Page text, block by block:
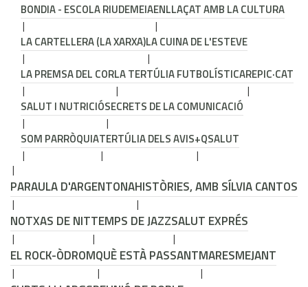
BONDIA - ESCOLA RIUDEMEIAENLLAÇAT AMB LA CULTURA
LA CARTELLERA (LA XARXA)LA CUINA DE L'ESTEVE
LA PREMSA DEL CORLA TERTÚLIA FUTBOLÍSTICAREPIC·CAT
SALUT I NUTRICIÓSECRETS DE LA COMUNICACIÓ
SOM PARRÒQUIATERTÚLIA DELS AVIS+QSALUT
PARAULA D'ARGENTONAHISTÒRIES, AMB SÍLVIA CANTOS
NOTXAS DE NITTEMPS DE JAZZSALUT EXPRÉS
EL ROCK-ÒDROMQUÈ ESTÀ PASSANTMARESMEJANT